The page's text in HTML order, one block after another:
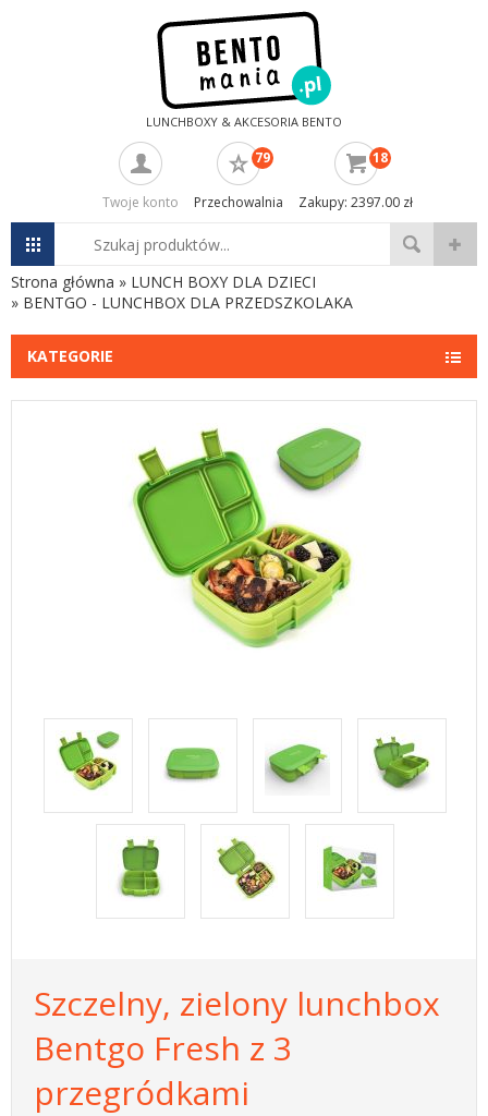
LUNCHBOXY & AKCESORIA BENTO
Twoje konto
79
Przechowalnia
18
Zakupy: 2397.00 zł
Strona główna » LUNCH BOXY DLA DZIECI
» BENTGO - LUNCHBOX DLA PRZEDSZKOLAKA
KATEGORIE
Szczelny, zielony lunchbox
Bentgo Fresh z 3
przegródkami